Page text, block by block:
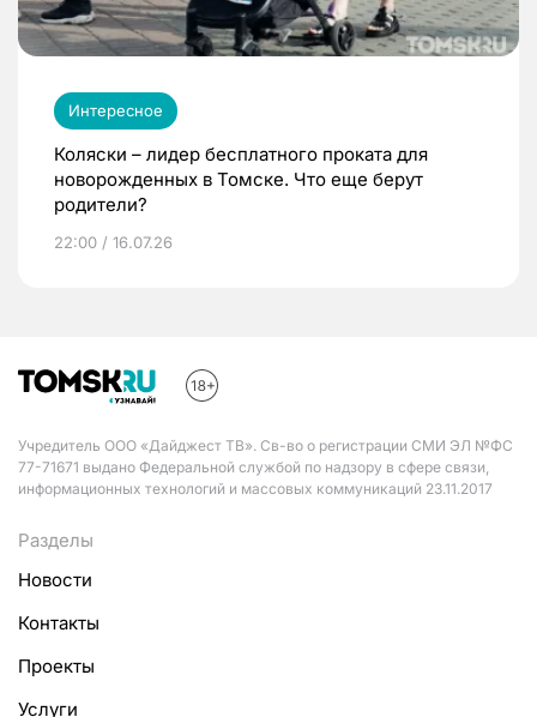
Интересное
Коляски – лидер бесплатного проката для
новорожденных в Томске. Что еще берут
родители?
22:00 / 16.07.26
Учредитель ООО «Дайджест ТВ». Св-во о регистрации СМИ ЭЛ №ФС
77-71671 выдано Федеральной службой по надзору в сфере связи,
информационных технологий и массовых коммуникаций 23.11.2017
Разделы
Новости
Контакты
Проекты
Услуги